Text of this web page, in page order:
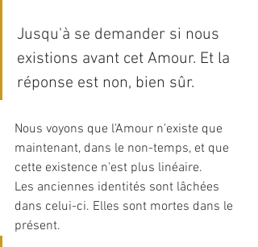
Jusqu'à se demander si nous
existions avant cet Amour. Et la
réponse est non, bien sûr.
Nous voyons que l'Amour n'existe que
maintenant, dans le non-temps, et que
cette existence n'est plus linéaire.
Les anciennes identités sont lâchées
dans celui-ci. Elles sont mortes dans le
présent.